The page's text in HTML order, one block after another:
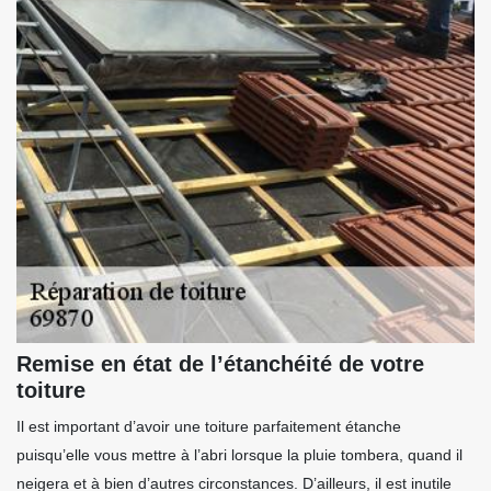
Remise en état de l’étanchéité de votre
toiture
Il est important d’avoir une toiture parfaitement étanche
puisqu’elle vous mettre à l’abri lorsque la pluie tombera, quand il
neigera et à bien d’autres circonstances. D’ailleurs, il est inutile